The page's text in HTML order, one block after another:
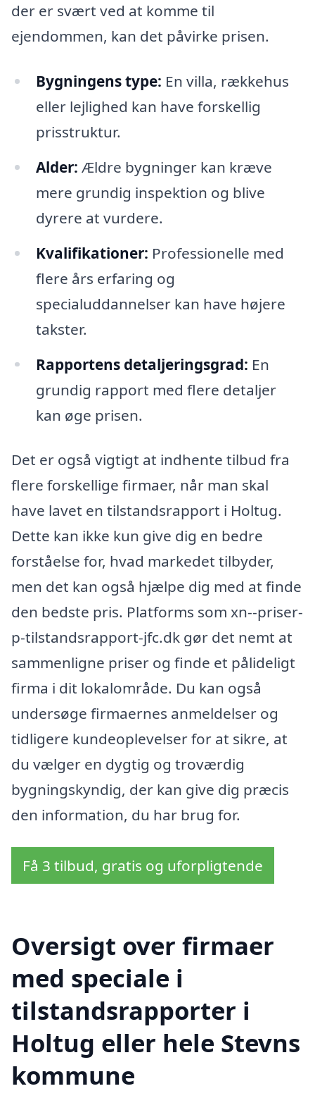
der er svært ved at komme til
ejendommen, kan det påvirke prisen.
Bygningens type: En villa, rækkehus
eller lejlighed kan have forskellig
prisstruktur.
Alder: Ældre bygninger kan kræve
mere grundig inspektion og blive
dyrere at vurdere.
Kvalifikationer: Professionelle med
flere års erfaring og
specialuddannelser kan have højere
takster.
Rapportens detaljeringsgrad: En
grundig rapport med flere detaljer
kan øge prisen.
Det er også vigtigt at indhente tilbud fra
flere forskellige firmaer, når man skal
have lavet en tilstandsrapport i Holtug.
Dette kan ikke kun give dig en bedre
forståelse for, hvad markedet tilbyder,
men det kan også hjælpe dig med at finde
den bedste pris. Platforms som xn--priser-
p-tilstandsrapport-jfc.dk gør det nemt at
sammenligne priser og finde et pålideligt
firma i dit lokalområde. Du kan også
undersøge firmaernes anmeldelser og
tidligere kundeoplevelser for at sikre, at
du vælger en dygtig og troværdig
bygningskyndig, der kan give dig præcis
den information, du har brug for.
Få 3 tilbud, gratis og uforpligtende
Oversigt over firmaer
med speciale i
tilstandsrapporter i
Holtug eller hele Stevns
kommune